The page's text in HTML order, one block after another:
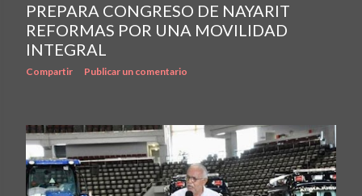
PREPARA CONGRESO DE NAYARIT
REFORMAS POR UNA MOVILIDAD
INTEGRAL
Compartir Publicar un comentario